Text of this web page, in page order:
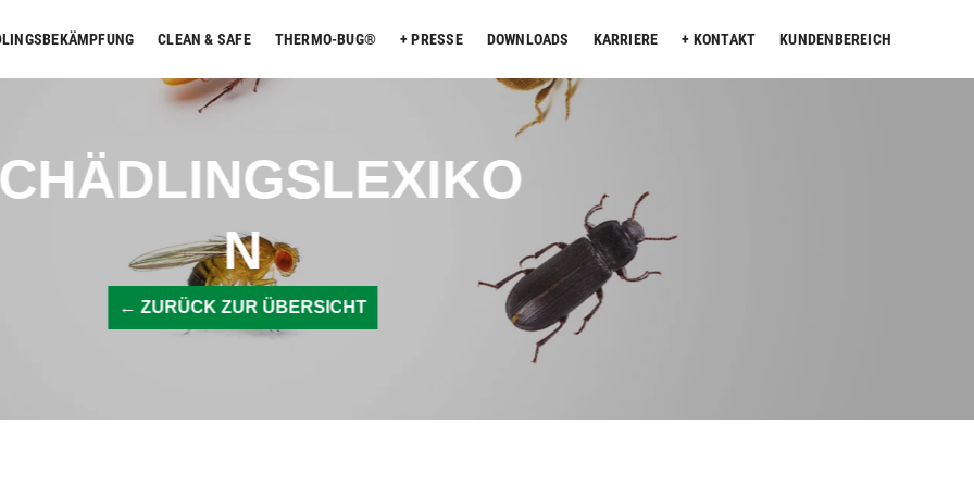
CLEAN & SAFE THERMO-BUG® PRESSE DOWNLOADS KARRIERE KONTAKT KUNDENBEREICH
N
← ZURÜCK ZUR ÜBERSICHT